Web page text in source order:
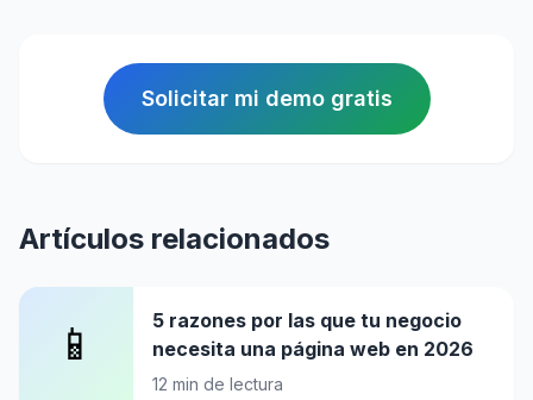
Solicitar mi demo gratis
Artículos relacionados
📱
5 razones por las que tu negocio
necesita una página web en 2026
12 min de lectura